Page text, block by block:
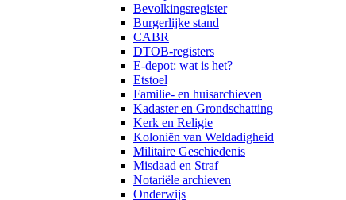
Bevolkingsregister
Burgerlijke stand
CABR
DTOB-registers
E-depot: wat is het?
Etstoel
Familie- en huisarchieven
Kadaster en Grondschatting
Kerk en Religie
Koloniën van Weldadigheid
Militaire Geschiedenis
Misdaad en Straf
Notariële archieven
Onderwijs